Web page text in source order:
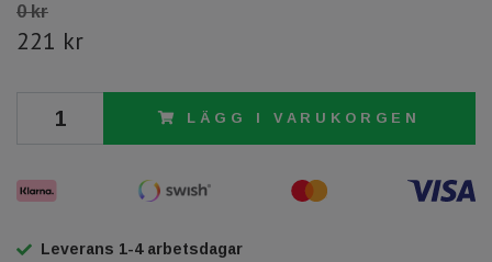
0 kr
221 kr
LÄGG I VARUKORGEN
Leverans 1-4 arbetsdagar